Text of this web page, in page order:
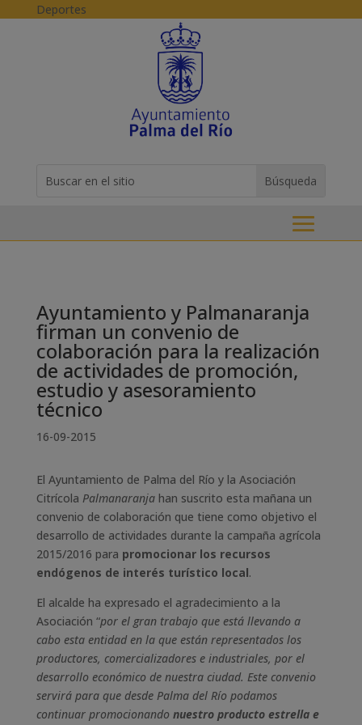
Skip to content
Deportes
for...
Ayuntamiento y Palmanaranja
firman un convenio de
colaboración para la realización
de actividades de promoción,
estudio y asesoramiento
técnico
16-09-2015
El Ayuntamiento de Palma del Río y la Asociación
Citrícola Palmanaranja han suscrito esta mañana un
convenio de colaboración que tiene como objetivo el
desarrollo de actividades durante la campaña agrícola
2015/2016 para promocionar los recursos
endógenos de interés turístico local.
El alcalde ha expresado el agradecimiento a la
Asociación “por el gran trabajo que está llevando a
cabo esta entidad en la que están representados los
productores, comercializadores e industriales, por el
desarrollo económico de nuestra ciudad. Este convenio
servirá para que desde Palma del Río podamos
continuar promocionando nuestro producto estrella e